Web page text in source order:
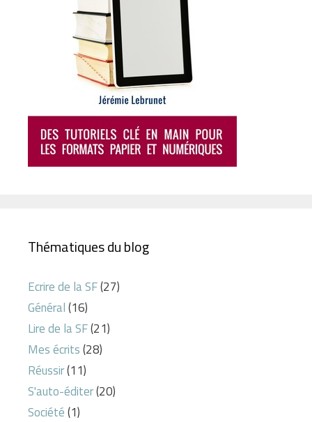
Thématiques du blog
Ecrire de la SF(27)
Général(16)
Lire de la SF(21)
Mes écrits(28)
Réussir(11)
S'auto-éditer(20)
Société(1)